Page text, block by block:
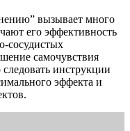
вызывает много
его эффективность
сосудистых
самочувствия
инструкции
эффекта и